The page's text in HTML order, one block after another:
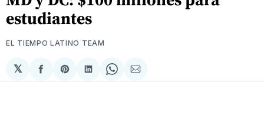
estudiantes
EL TIEMPO LATINO TEAM
𝕏
Compartir
en
Share
on
Compartir
en
Share
on
Compartir
via